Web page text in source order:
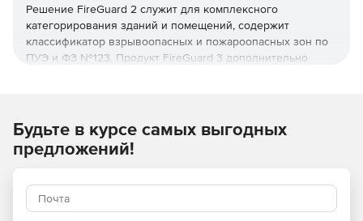
Решение FireGuard 2 служит для комплексного
категорирования зданий и помещений, содержит
классификатор взрывоопасных и пожароопасных зон по
ПУЭ и ФЗ №123. Продукт FireGuard 3 дополнительно
Особенности FireGuard 2:
объектов (СГО) – объектов, состоящих из набора
простых веществ. Специалисты могут оперировать
Будьте в курсе самых выгодных
предложений!